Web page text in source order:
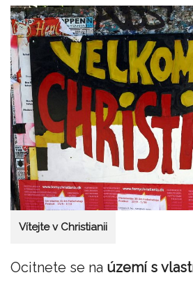
Vítejte v Christianii
Ocitnete se na území s